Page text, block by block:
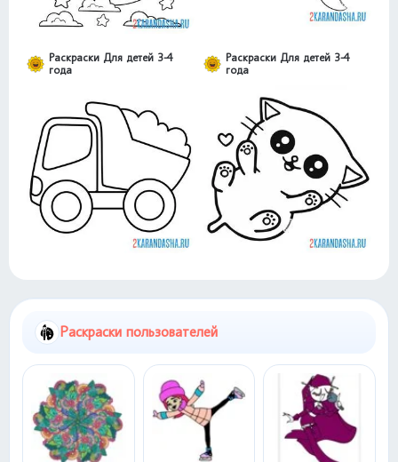
Раскраски Для детей 3-4
года
Раскраски Для детей 3-4
года
Раскраски пользователей